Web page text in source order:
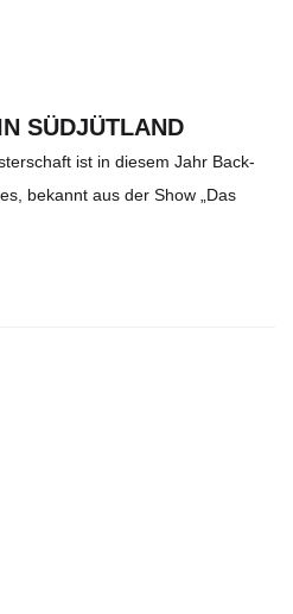
SÜDJÜTLAND
ist in diesem Jahr Back-
bekannt aus der Show „Das